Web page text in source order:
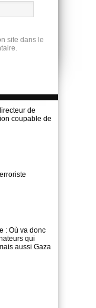
site dans le
de
coupable de
: Où va donc
qui
aussi Gaza